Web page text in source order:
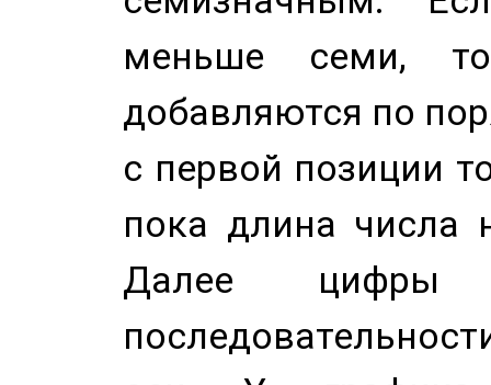
меньше семи,
добавляются по
с первой позиции
пока длина числа
Далее цифры